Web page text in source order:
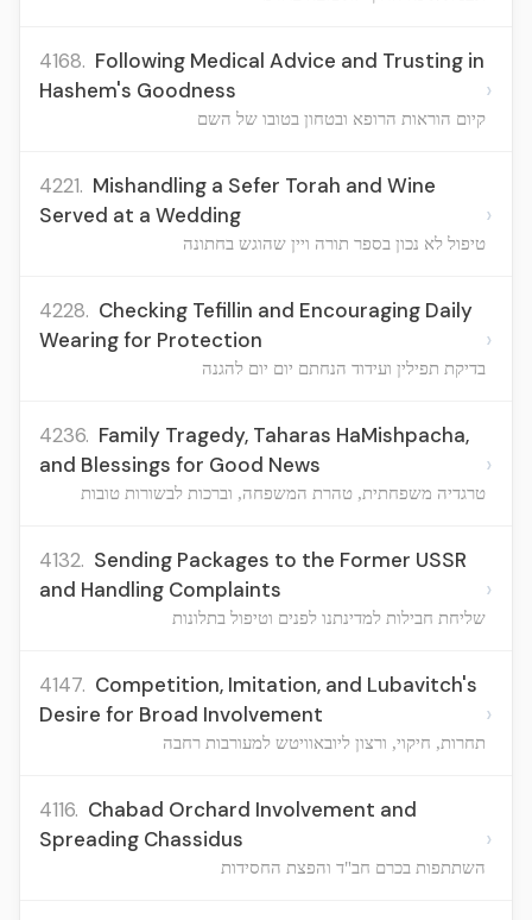
4168. Following Medical Advice and Trusting in
Hashem's Goodness
קיום הוראות הרופא ובטחון בטובו של השם
›
4221. Mishandling a Sefer Torah and Wine
Served at a Wedding
טיפול לא נכון בספר תורה ויין שהוגש בחתונה
›
4228. Checking Tefillin and Encouraging Daily
Wearing for Protection
בדיקת תפילין ועידוד הנחתם יום יום להגנה
›
4236. Family Tragedy, Taharas HaMishpacha,
and Blessings for Good News
טרגדיה משפחתית, טהרת המשפחה, וברכות לבשורות טובות
›
4132. Sending Packages to the Former USSR
and Handling Complaints
שליחת חבילות למדינתנו לפנים וטיפול בתלונות
›
4147. Competition, Imitation, and Lubavitch's
Desire for Broad Involvement
תחרות, חיקוי, ורצון ליובאוויטש למעורבות רחבה
›
4116. Chabad Orchard Involvement and
Spreading Chassidus
השתתפות בכרם חב"ד והפצת החסידות
›